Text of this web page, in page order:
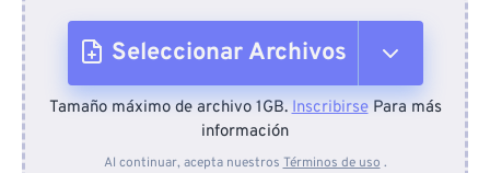
Seleccionar Archivos
Desde el dispositivo
Tamaño máximo de archivo 1GB.InscribirsePara más
información
Al continuar, acepta nuestros Términos de uso .